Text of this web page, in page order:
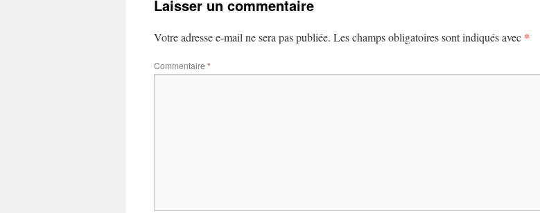
Laisser un commentaire
Votre adresse e-mail ne sera pas publiée. Les champs obligatoires sont indiqués avec *
Commentaire *